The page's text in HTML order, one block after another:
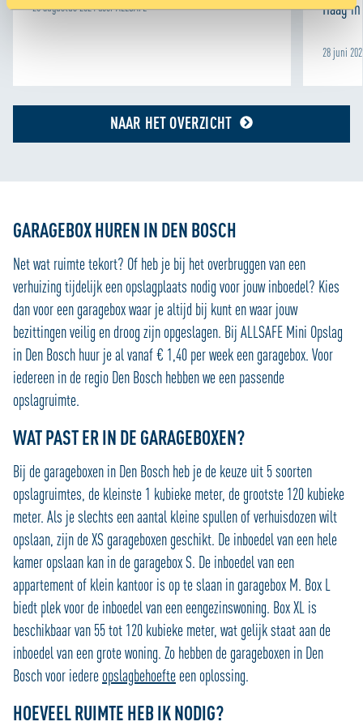
Met cookies maken wij de website en jouw ervaring beter
website goed. Met cookies voor statistieken houden we
ook cookies om content en advertenties te
informatie over hoe wij cookies gebruiken, bekijk onze
28 augustus 2024 door ALLSAFE
Haag
28 juni
NAAR HET OVERZICHT
GARAGEBOX HUREN IN DEN BOSCH
Net wat ruimte tekort? Of heb je bij het overbruggen van een
verhuizing tijdelijk een opslagplaats nodig voor jouw inboedel? Kies
dan voor een garagebox waar je altijd bij kunt en waar jouw
bezittingen veilig en droog zijn opgeslagen. Bij ALLSAFE Mini Opslag
in Den Bosch huur je al vanaf € 1,40 per week een garagebox. Voor
iedereen in de regio Den Bosch hebben we een passende
opslagruimte.
WAT PAST ER IN DE GARAGEBOXEN?
Bij de garageboxen in Den Bosch heb je de keuze uit 5 soorten
opslagruimtes, de kleinste 1 kubieke meter, de grootste 120 kubieke
meter. Als je slechts een aantal kleine spullen of verhuisdozen wilt
opslaan, zijn de XS garageboxen geschikt. De inboedel van een hele
kamer opslaan kan in de garagebox S. De inboedel van een
appartement of klein kantoor is op te slaan in garagebox M. Box L
biedt plek voor de inboedel van een eengezinswoning. Box XL is
beschikbaar van 55 tot 120 kubieke meter, wat gelijk staat aan de
inboedel van een grote woning. Zo hebben de garageboxen in Den
Bosch voor iedereopslagbehoefteeen oplossing.
HOEVEEL RUIMTE HEB IK NODIG?